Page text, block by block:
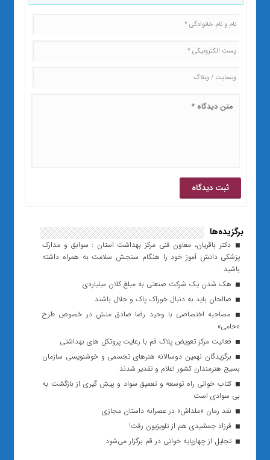
برگزیده‌ها
دکتر باقریان، معاون فنی مرکز بهداشت استان : سوابق و مدارک
پزشکی دانش آموز خود را هنگام سنجش سلامت به همراه داشته
باشید
هک شدن یک شرکت صنعتی به مبلغ کلان میلیاردی
صالحان باید به دنبال خوراک پاک و حلال باشند
مصاحبه اختصاصی با وحید رضا صادق منش در خصوص طرح
«حامی»
فعالیت مرکز تعویض پلاک قم با رعایت پروتکل های بهداشتی
برگزیدگان نهمین دوسالانه هنرهای تجسمی و خوشنویسی سازمان
بسیج هنرمندان کشور اعلام و تقدیر شدند
کتاب خوانی راه توسعه و تعمیق سواد و پیش گیری از بازگشت به
بی سوادی است
نقد رمان «ملداش» در عصرانه داستان مجازی
فرزاد جمشیدی هم از تلویزیون رفت!
تجلیل از چهارپایه خوانی در قم برگزار می‌شود